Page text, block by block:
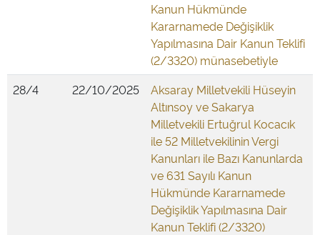
Kanun Hükmünde
Kararnamede Değişiklik
Yapılmasına Dair Kanun Teklifi
(2/3320) münasebetiyle
28/4
22/10/2025
Aksaray Milletvekili Hüseyin
Altınsoy ve Sakarya
Milletvekili Ertuğrul Kocacık
ile 52 Milletvekilinin Vergi
Kanunları ile Bazı Kanunlarda
ve 631 Sayılı Kanun
Hükmünde Kararnamede
Değişiklik Yapılmasına Dair
Kanun Teklifi (2/3320)